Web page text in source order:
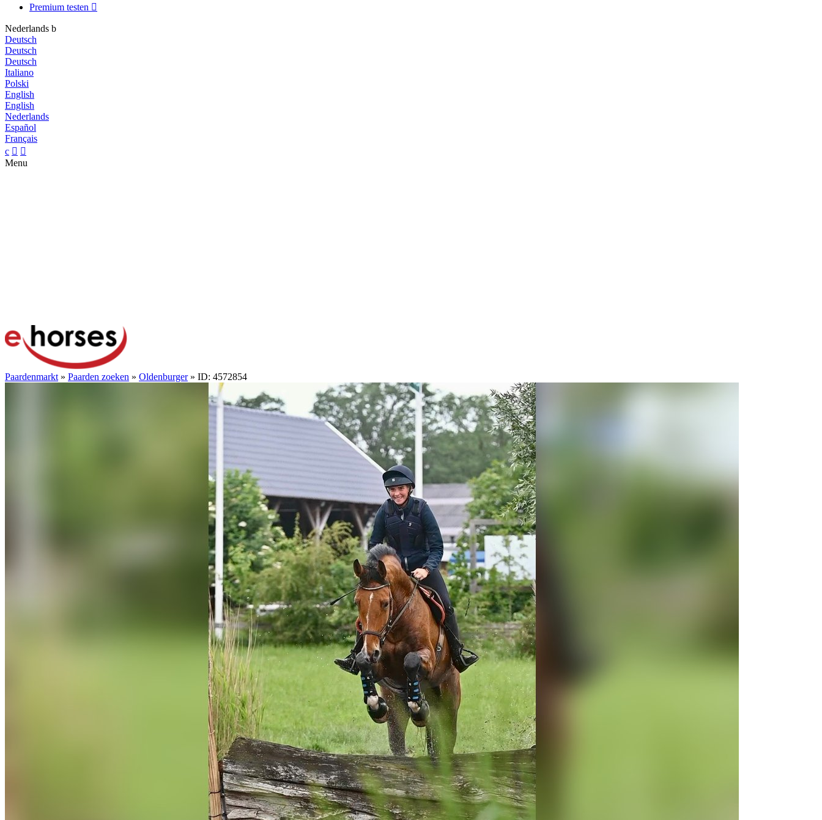
Premium testen 
Nederlands b
Deutsch
Deutsch
Deutsch
Italiano
Polski
English
English
Nederlands
Español
Français
c  
Menu
Paardenmarkt » Paarden zoeken » Oldenburger» ID: 4572854